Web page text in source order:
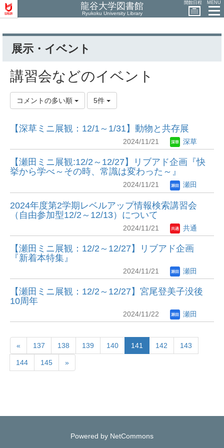
龍谷大学図書館
Ryukoku University Library
開館日程 MENU
展示・イベント
講習会などのイベント
コメントの多い順 5件
【深草ミニ展観：12/1～1/31】動物と共存展
2024/11/21 深草
【瀬田ミニ展観:12/2～12/27】リブアド企画『快
挙から学べ～その時、常識は変わった～』
2024/11/21 瀬田
2024年度第2学期レベルアップ情報検索講習会
（自由参加型12/2～12/13）について
2024/11/21 共通
【瀬田ミニ展観：12/2～12/27】リブアド企画
『新着本特集』
2024/11/21 瀬田
【瀬田ミニ展観：12/2～12/27】宮尾登美子没後
10周年
2024/11/22 瀬田
« 137 138 139 140 141 142 143
144 145 »
Powered by NetCommons